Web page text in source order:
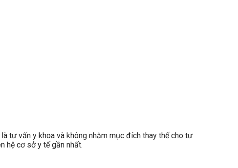
tư vấn y khoa và không nhằm mục đích thay thế cho tư
hệ cơ sở y tế gần nhất.